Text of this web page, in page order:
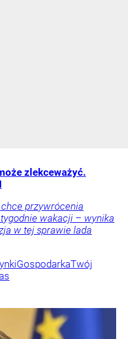
zlekceważyć.
przywrócenia
wakacji – wynika
w tej sprawie lada
GospodarkaTwój